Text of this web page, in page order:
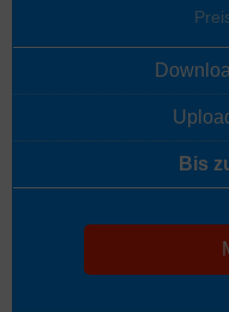
Bis